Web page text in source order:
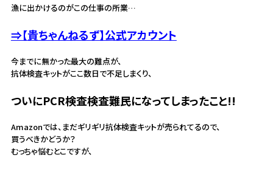
漁に出かけるのがこの仕事の所業…
⇒【貴ちゃんねるず】公式アカウント
今までに無かった最大の難点が、
抗体検査キットがここ数日で不足しまくり、
ついにPCR検査検査難民になってしまったこと!!
Amazonでは、まだギリギリ抗体検査キットが売られてるので、
買うべきかどうか？
むっちゃ悩むとこですが、